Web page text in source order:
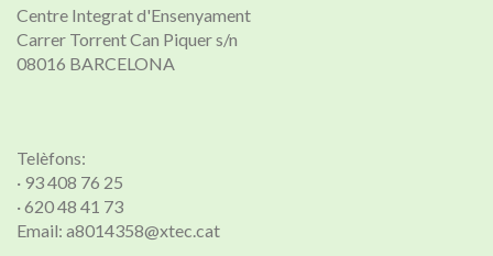
Centre Integrat d'Ensenyament
Carrer Torrent Can Piquer s/n
08016 BARCELONA
Telèfons:
· 93 408 76 25
· 620 48 41 73
Email: a8014358@xtec.cat